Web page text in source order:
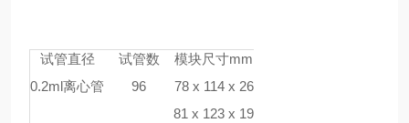
试管直径 试管数
模块尺寸mm
0.2ml离心管
96 78 x 114 x 26
81 x 123 x 19